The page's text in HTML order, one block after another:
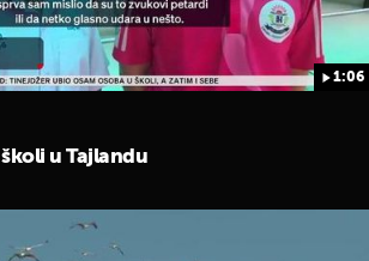
1:06
u Tajlandu